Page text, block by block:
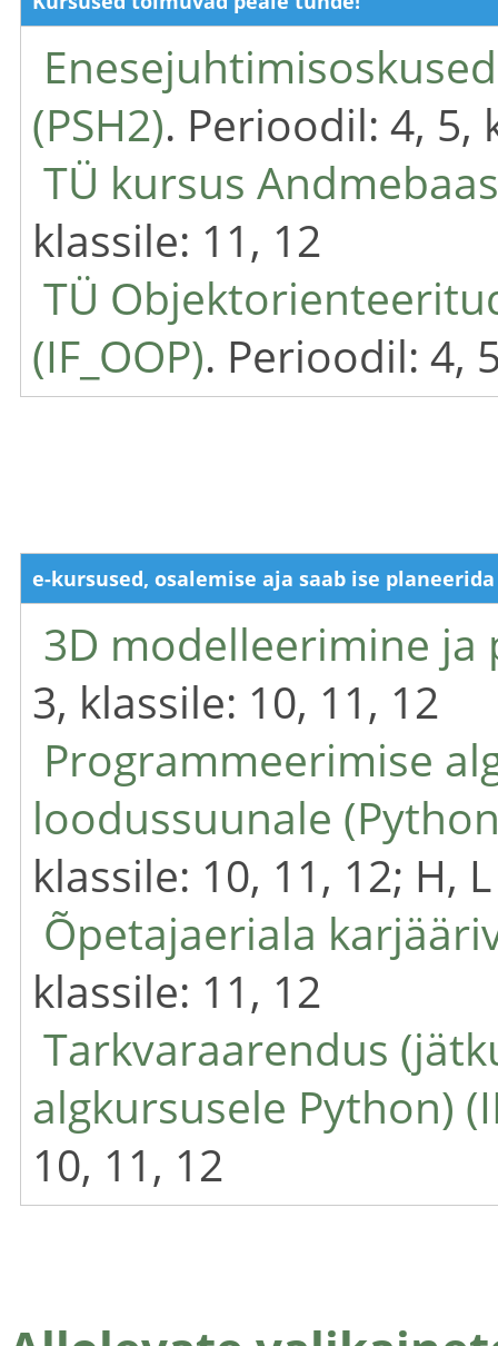
(PSH2). Perioodil: 4, 5,
TÜ kursus
klassile: 11, 12
TÜ
(IF_OOP). Perioodil: 4,
e-kursused, osalemise aja saab ise planeerida
3D modelleerimine ja
3, klassile: 10, 11, 12
Programmeerimise
loodussuunale
klassile: 10, 11, 12; H,
Õpetajaeriala
klassile: 11, 12
Tarkvaraarendus
algkursusele Python)
10, 11, 12